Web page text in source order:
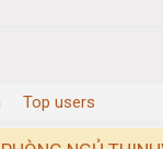
Top users